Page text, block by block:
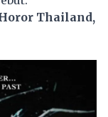
Thailand,